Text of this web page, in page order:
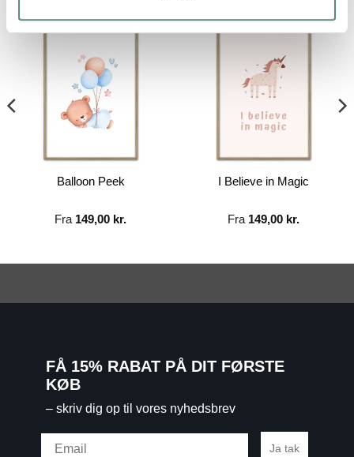
Balloon Peek
Fra 149,00 kr.
I Believe in Magic
Fra 149,00 kr.
FÅ 15% RABAT PÅ DIT FØRSTE
KØB
– skriv dig op til vores nyhedsbrev
Ja tak